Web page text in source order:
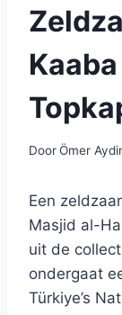
DoorÖmer
Een
Masjid al-
uit de
ondergaat
Türkiye’s